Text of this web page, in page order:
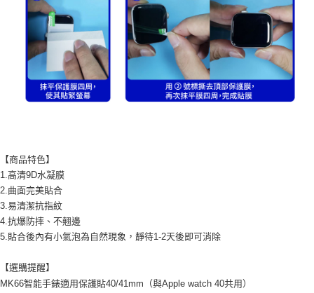
【商品特色】
1.高清9D水凝膜
2.曲面完美貼合
3.易清潔抗指紋
4.抗爆防摔、不翹邊
5.貼合後內有小氣泡為自然現象，靜待1-2天後即可消除
【選購提醒】
MK66智能手錶適用保護貼40/41mm（與Apple watch 40共用）